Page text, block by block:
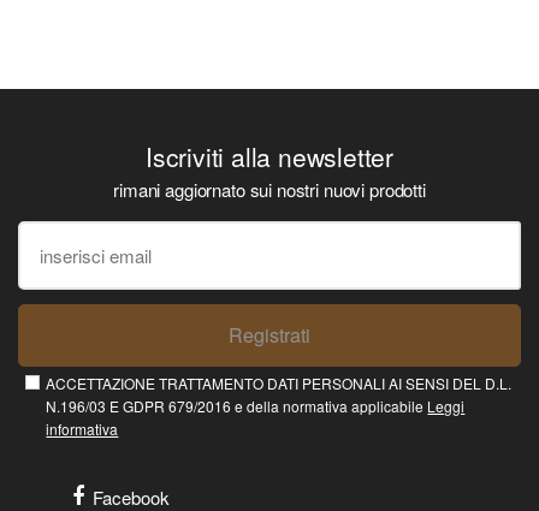
Iscriviti alla newsletter
rimani aggiornato sui nostri nuovi prodotti
Registrati
ACCETTAZIONE TRATTAMENTO DATI PERSONALI AI SENSI DEL D.L.
N.196/03 E GDPR 679/2016 e della normativa applicabile Leggi
informativa
Facebook